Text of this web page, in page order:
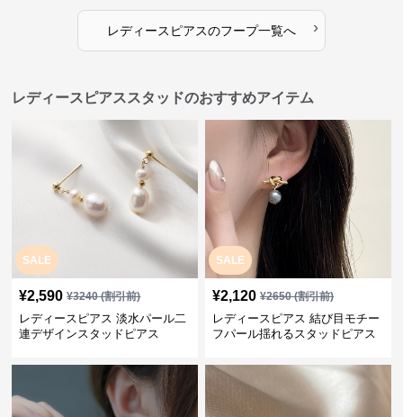
レディースピアスのフープ一覧へ ›
レディースピアススタッドのおすすめアイテム
SALE
¥2,590 ¥3240(割引前)
レディースピアス 淡水パール二
連デザインスタッドピアス
SALE
¥2,120 ¥2650(割引前)
レディースピアス 結び目モチー
フパール揺れるスタッドピアス